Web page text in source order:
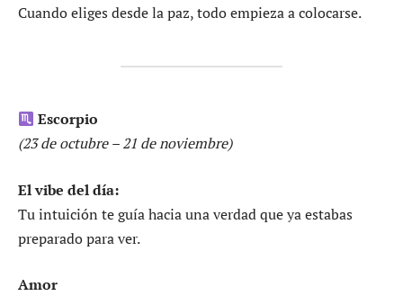
Cuando eliges desde la paz, todo empieza a colocarse.
Escorpio
(23 de octubre – 21 de noviembre)
El vibe del día:
Tu intuición te guía hacia una verdad que ya estabas
preparado para ver.
Amor